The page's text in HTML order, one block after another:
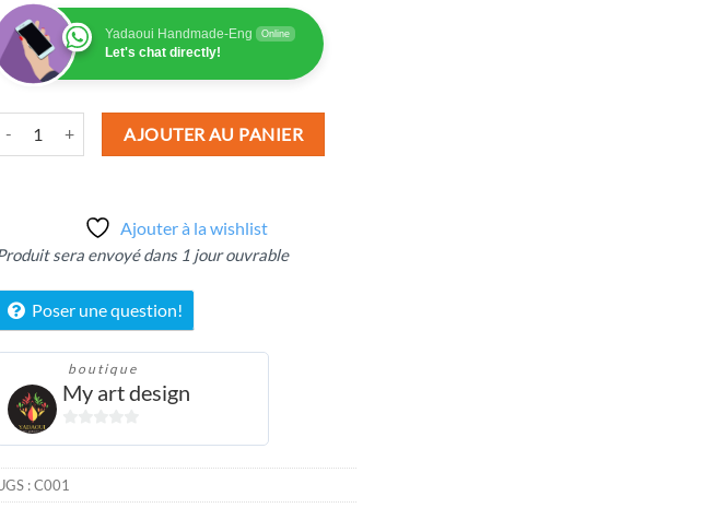
Yadaoui Handmade-Eng Online
Let's chat directly!
quantité de CoussinAJOUTER AU PANIER
Ajouter à la wishlist
sera envoyé dans 1 jour ouvrable
Poser une question!
boutique
My art design
5
:C001